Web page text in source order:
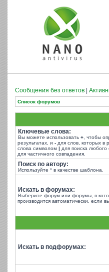
Сообщения без ответов
Список форумов
Ключевые слова:
Вы можете использовать + , чтобы
результатах, и - для слов, которых в
слова символом | для поиска любого
для частичного совпадения.
Поиск по автору:
Используйте * в качестве шаблона.
Искать в форумах:
Выберите форум или форумы, в
производится автоматически, если
Искать в подфорумах: